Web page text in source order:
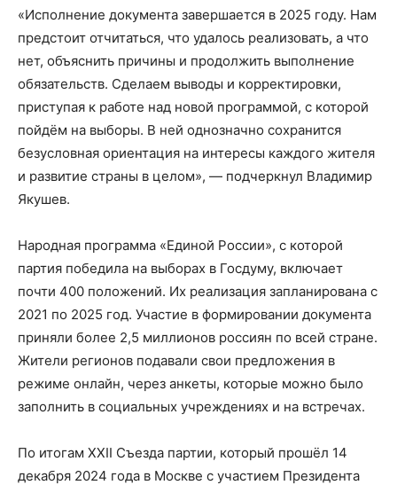
«Исполнение документа завершается в 2025 году. Нам
предстоит отчитаться, что удалось реализовать, а что
нет, объяснить причины и продолжить выполнение
обязательств. Сделаем выводы и корректировки,
приступая к работе над новой программой, с которой
пойдём на выборы. В ней однозначно сохранится
безусловная ориентация на интересы каждого жителя
и развитие страны в целом», — подчеркнул Владимир
Якушев.
Народная программа «Единой России», с которой
партия победила на выборах в Госдуму, включает
почти 400 положений. Их реализация запланирована с
2021 по 2025 год. Участие в формировании документа
приняли более 2,5 миллионов россиян по всей стране.
Жители регионов подавали свои предложения в
режиме онлайн, через анкеты, которые можно было
заполнить в социальных учреждениях и на встречах.
По итогам XXII Съезда партии, который прошёл 14
декабря 2024 года в Москве с участием Президента